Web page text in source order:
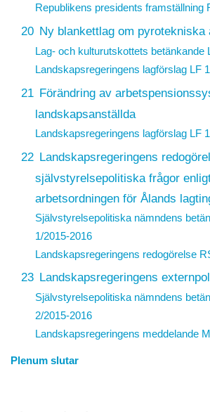
Republikens presidents framställning
20 Ny blankettlag om pyrotekniska
Lag- och kulturutskottets betänkande
Landskapsregeringens lagförslag LF
21 Förändring av
landskapsanställda
Landskapsregeringens lagförslag LF
22 Landskapsregeringens
självstyrelsepolitiska frågor
arbetsordningen för Ålands
Självstyrelsepolitiska nämndens
1/2015-2016
Landskapsregeringens redogörelse
23 Landskapsregeringens
Självstyrelsepolitiska nämndens
2/2015-2016
Landskapsregeringens meddelande
Plenum slutar